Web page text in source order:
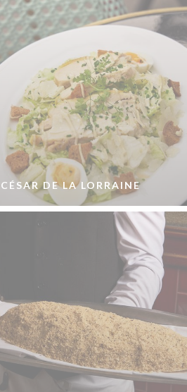
CÉSAR DE LA LORRAINE